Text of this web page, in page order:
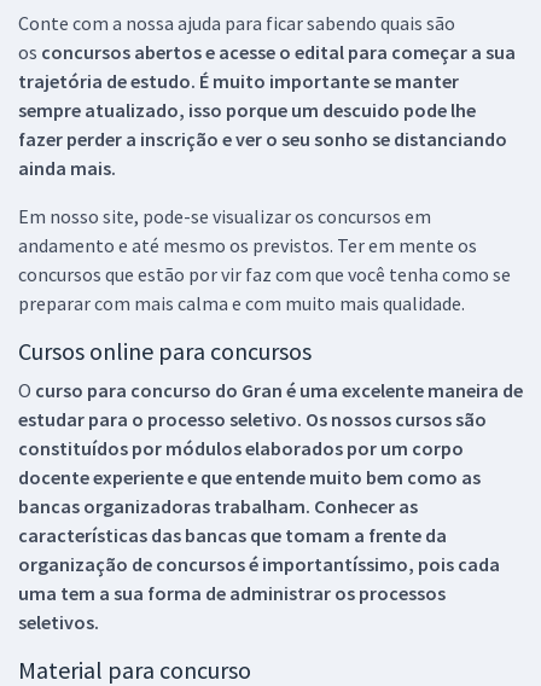
Conte com a nossa ajuda para ficar sabendo quais são
os concursos abertos e acesse o edital para começar a sua
trajetória de estudo. É muito importante se manter
sempre atualizado, isso porque um descuido pode lhe
fazer perder a inscrição e ver o seu sonho se distanciando
ainda mais.
Em nosso site, pode-se visualizar os concursos em
andamento e até mesmo os previstos. Ter em mente os
concursos que estão por vir faz com que você tenha como se
preparar com mais calma e com muito mais qualidade.
Cursos online para concursos
O curso para concurso do Gran é uma excelente maneira de
estudar para o processo seletivo. Os nossos cursos são
constituídos por módulos elaborados por um corpo
docente experiente e que entende muito bem como as
bancas organizadoras trabalham. Conhecer as
características das bancas que tomam a frente da
organização de concursos é importantíssimo, pois cada
uma tem a sua forma de administrar os processos
seletivos.
Material para concurso